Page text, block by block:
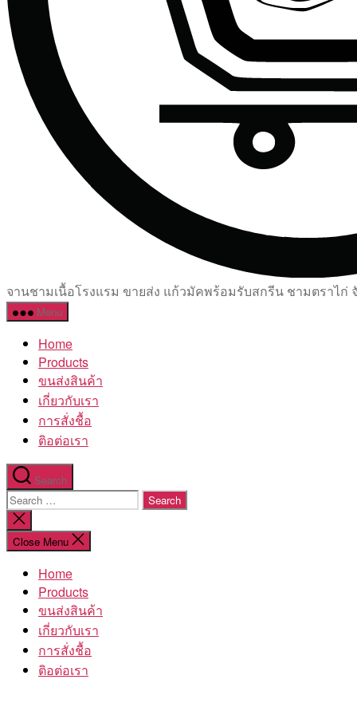
จานชามเนื้อโรงแรม ขายส่ง แก้วมัคพร้อมรับสกรีน ชามตราไก่
Menu
Home
Products
ขนส่งสินค้า
เกี่ยวกับเรา
การสั่งชื้อ
ติอต่อเรา
Search
Search
for:
Close
search
Close Menu
Home
Products
ขนส่งสินค้า
เกี่ยวกับเรา
การสั่งชื้อ
ติอต่อเรา